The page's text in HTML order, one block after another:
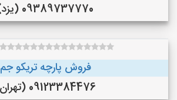
09389737770 (یزد)
فروش پارچه تریکو جم
09123384476 (تهران)